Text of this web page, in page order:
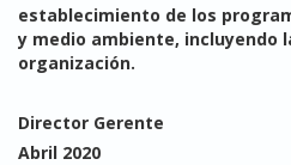
establecimiento de los
y medio ambiente, incluyendo
organización.
Director Gerente
Abril 2020